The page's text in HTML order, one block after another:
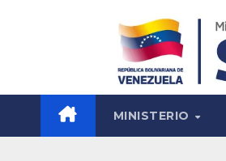
MINISTERIO